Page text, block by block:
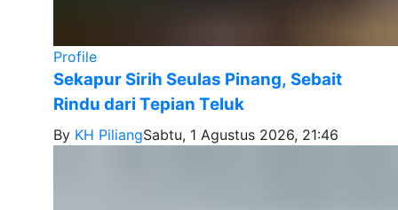
Profile
Sekapur Sirih Seulas Pinang, Sebait
Rindu dari Tepian Teluk
By KH PiliangSabtu, 1 Agustus 2026, 21:46